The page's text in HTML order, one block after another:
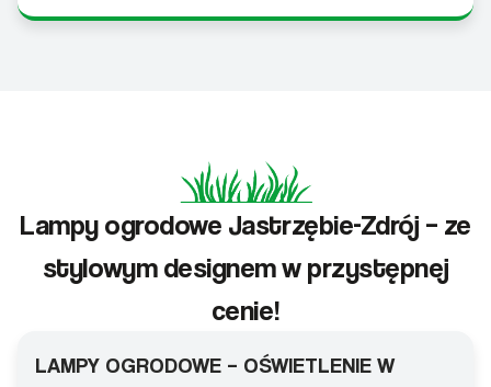
Lampy ogrodowe Jastrzębie-Zdrój – ze
stylowym designem w przystępnej
cenie!
LAMPY OGRODOWE – OŚWIETLENIE W